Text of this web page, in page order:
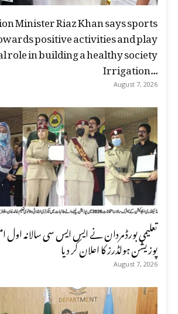
Minister Riaz Khan says sports
positive activities and play
role in building a healthy society
Irrigation...
August 7, 2026
پوزیشن ہولڈرز کا اعلان کر دیا
August 7, 2026